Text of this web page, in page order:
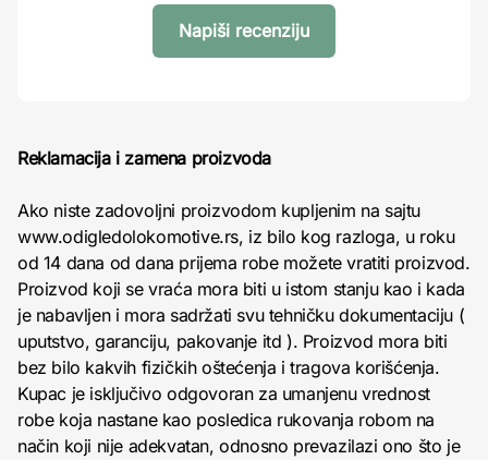
Napiši recenziju
Reklamacija i zamena proizvoda
Ako niste zadovoljni proizvodom kupljenim na sajtu
www.odigledolokomotive.rs, iz bilo kog razloga, u roku
od 14 dana od dana prijema robe možete vratiti proizvod.
Proizvod koji se vraća mora biti u istom stanju kao i kada
je nabavljen i mora sadržati svu tehničku dokumentaciju (
uputstvo, garanciju, pakovanje itd ). Proizvod mora biti
bez bilo kakvih fizičkih oštećenja i tragova korišćenja.
Kupac je isključivo odgovoran za umanjenu vrednost
robe koja nastane kao posledica rukovanja robom na
način koji nije adekvatan, odnosno prevazilazi ono što je